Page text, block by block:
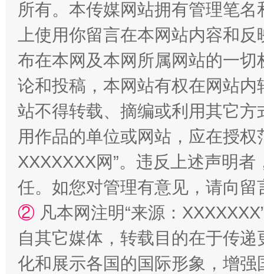
站台名比不上好声名
漫山遍野的桃花与雪山、麦地、白藏房 除
所有。本传媒网站拥有管理笔
上使用你留言在本网站内容和
布在本网及本网所属网站的一
论和投稿，本网站有权在网站
站不得转载、摘编或利用其它
用作品的单位或网站，应在授
XXXXXXX网”。违反上述声明
任。如您对管理有意见，请向
② 凡本网注明“来源：
自其它媒体，转载目的在于传
化和展示各国的国际形象，增